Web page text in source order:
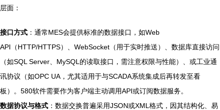
层面：
接口方式 ：通常MES会提供标准的数据接口，如Web
API（HTTP/HTTPS）、WebSocket（用于实时推送）、数据库直接访问
（如SQL Server、MySQL的读取接口，需注意权限与性能）、或工业通
讯协议（如OPC UA，尤其适用于与SCADA系统集成后再转发至看
板）。580软件需要作为客户端主动调用API或订阅数据服务。
数据协议与格式 ：数据交换普遍采用JSON或XML格式，因其结构化、易